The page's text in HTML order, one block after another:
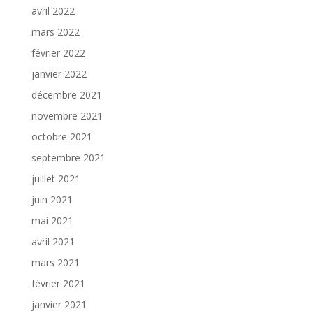
avril 2022
mars 2022
février 2022
janvier 2022
décembre 2021
novembre 2021
octobre 2021
septembre 2021
juillet 2021
juin 2021
mai 2021
avril 2021
mars 2021
février 2021
janvier 2021